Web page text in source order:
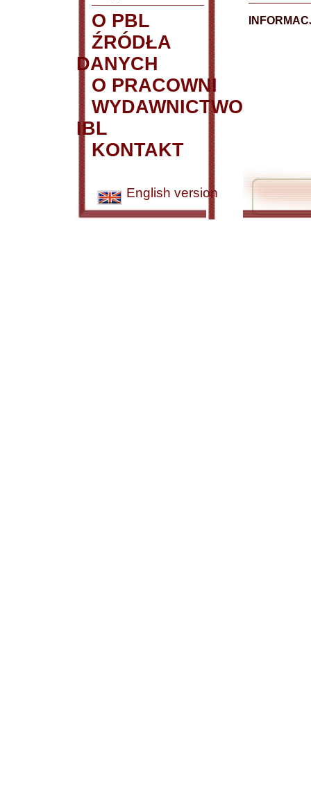
O PBL
ŹRÓDŁA
DANYCH
O PRACOWNI
WYDAWNICTWO
IBL
KONTAKT
English version